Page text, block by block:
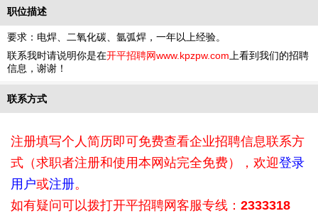
职位描述
要求：电焊、二氧化碳、氩弧焊，一年以上经验。
联系我时请说明你是在开平招聘网www.kpzpw.com 上看到我们的招聘
信息，谢谢！
联系方式
注册填写个人简历即可免费查看企业招聘信息联系方
式（求职者注册和使用本网站完全免费），欢迎登录
用户或注册。
如有疑问可以拨打开平招聘网客服专线： 2333318